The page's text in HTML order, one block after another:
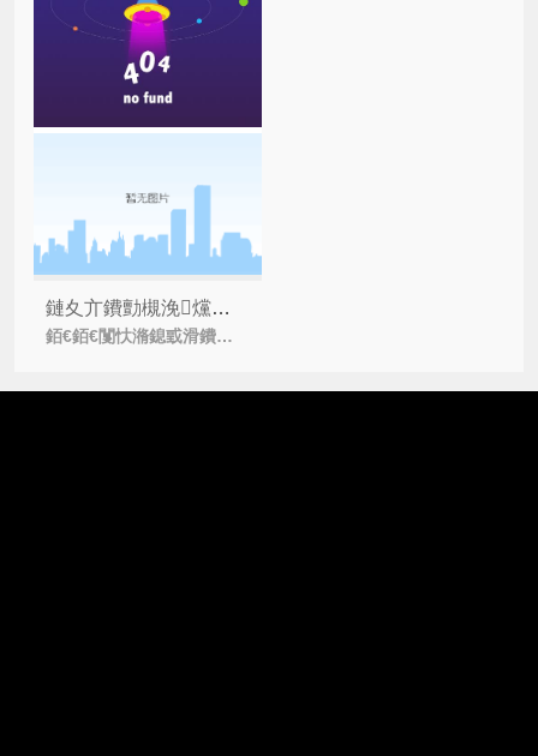
鏈夊亣鐨勯槻浼爣绛惧悧锛熷浣曞尯鍒嗗亣鍐掗槻浼爣绛撅紵
銆€銆€闅忕潃鎴戜滑鐨勬秷璐规按骞充笉鏂殑鎻愬崌锛岃秺鏉ヨ秺澶氱殑浜у搧琚亣鍐掞紝浼佷笟涓轰簡鍖哄埆浜庡亣鍐掍吉鍔ｄ骇鍝侊紝绾风悍瀹氬埗闃蹭吉